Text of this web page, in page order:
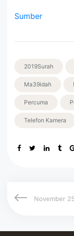
Sumber
2019Surah
Ma39idah
Percuma
Telefon Kamera
November